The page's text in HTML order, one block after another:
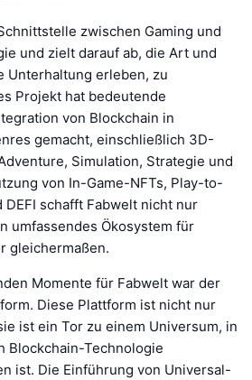
zwischen Gaming und
und zielt darauf ab, die Art und
Unterhaltung erleben, zu
Projekt hat bedeutende
von Blockchain in
gemacht, einschließlich 3D-
Simulation, Strategie und
von In-Game-NFTs, Play-to-
DEFI schafft Fabwelt nicht nur
umfassendes Ökosystem für
gleichermaßen.
Momente für Fabwelt war der
Diese Plattform ist nicht nur
ist ein Tor zu einem Universum, in
Blockchain-Technologie
ist. Die Einführung von Universal-